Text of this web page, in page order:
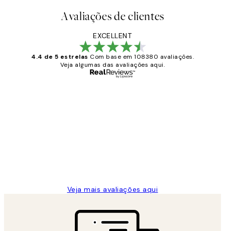
Avaliações de clientes
EXCELLENT
4.4 de 5 estrelas Com base em 108380 avaliações.
Veja algumas das avaliações aqui.
Veja mais avaliações aqui